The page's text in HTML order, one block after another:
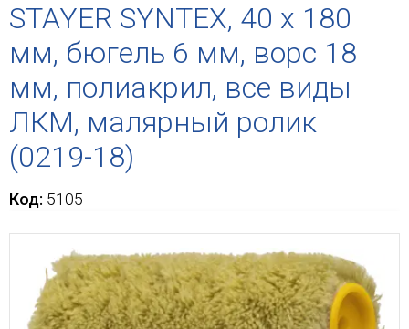
STAYER SYNTEX, 40 х 180
мм, бюгель 6 мм, ворс 18
мм, полиакрил, все виды
ЛКМ, малярный ролик
(0219-18)
Код: 5105